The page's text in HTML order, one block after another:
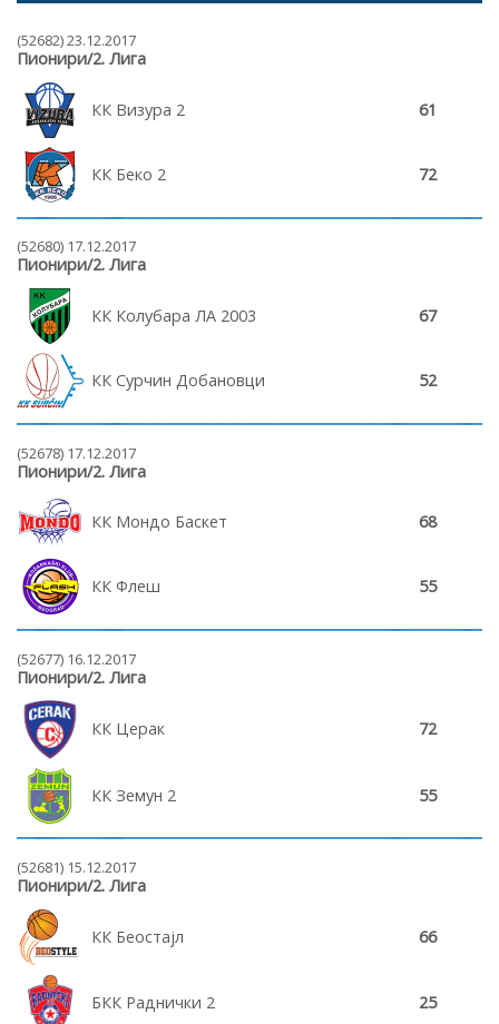
(52682) 23.12.2017
Пионири/2. Лига
КК Визура 2 61
КК Беко 2 72
(52680) 17.12.2017
Пионири/2. Лига
КК Колубара ЛА 2003 67
КК Сурчин Добановци 52
(52678) 17.12.2017
Пионири/2. Лига
КК Мондо Баскет 68
КК Флеш 55
(52677) 16.12.2017
Пионири/2. Лига
КК Церак 72
КК Земун 2 55
(52681) 15.12.2017
Пионири/2. Лига
КК Беостајл 66
БКК Раднички 2 25